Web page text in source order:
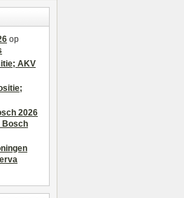
op
AKV
2026
Bosch